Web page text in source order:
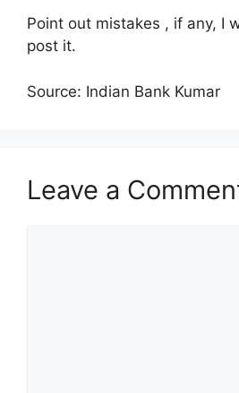
Point out mistakes , if any, I
post it.
Source: Indian Bank Kumar
Leave a